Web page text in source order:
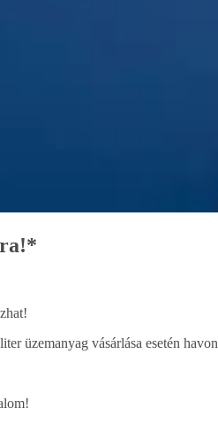
üzemanyag vásárlása esetén